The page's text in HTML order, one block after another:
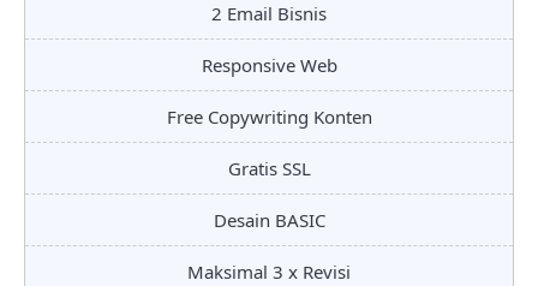
2 Email Bisnis
Responsive Web
Free Copywriting Konten
Gratis SSL
Desain BASIC
Maksimal 3 x Revisi